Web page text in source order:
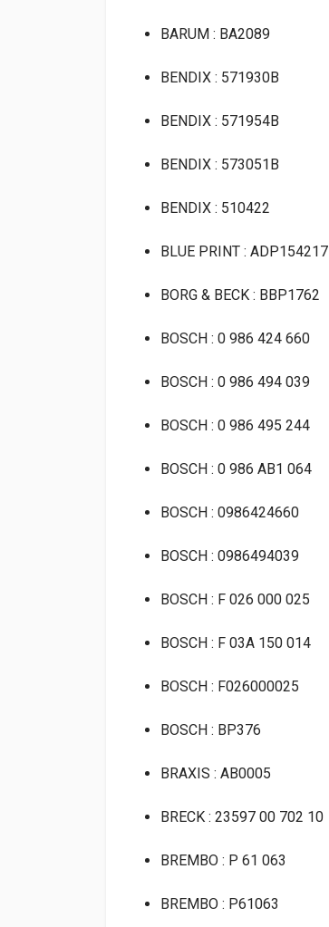
BARUM : BA2089
BENDIX : 571930B
BENDIX : 571954B
BENDIX : 573051B
BENDIX : 510422
BLUE PRINT : ADP154217
BORG & BECK : BBP1762
BOSCH : 0 986 424 660
BOSCH : 0 986 494 039
BOSCH : 0 986 495 244
BOSCH : 0 986 AB1 064
BOSCH : 0986424660
BOSCH : 0986494039
BOSCH : F 026 000 025
BOSCH : F 03A 150 014
BOSCH : F026000025
BOSCH : BP376
BRAXIS : AB0005
BRECK : 23597 00 702 10
BREMBO : P 61 063
BREMBO : P61063